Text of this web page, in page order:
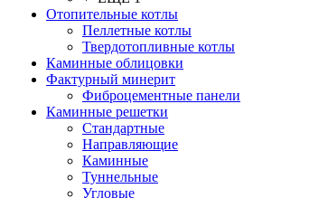
Отопительные котлы
Пеллетные котлы
Твердотопливные котлы
Каминные облицовки
Фактурный минерит
Фиброцементные панели
Каминные решетки
Стандартные
Направляющие
Каминные
Туннельные
Угловые